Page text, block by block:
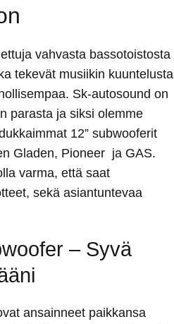
vahvasta bassotoistosta
tekevät musiikin kuuntelusta
Sk-autosound on
parasta ja siksi olemme
12” subwooferit
Gladen, Pioneer ja GAS.
varma, että saat
sekä asiantuntevaa
– Syvä
ansainneet paikkansa